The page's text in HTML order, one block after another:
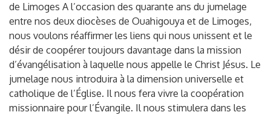
de Limoges A l’occasion des quarante ans du jumelage
entre nos deux diocèses de Ouahigouya et de Limoges,
nous voulons réaffirmer les liens qui nous unissent et le
désir de coopérer toujours davantage dans la mission
d’évangélisation à laquelle nous appelle le Christ Jésus. Le
jumelage nous introduira à la dimension universelle et
catholique de l’Église. Il nous fera vivre la coopération
missionnaire pour l’Évangile. Il nous stimulera dans les